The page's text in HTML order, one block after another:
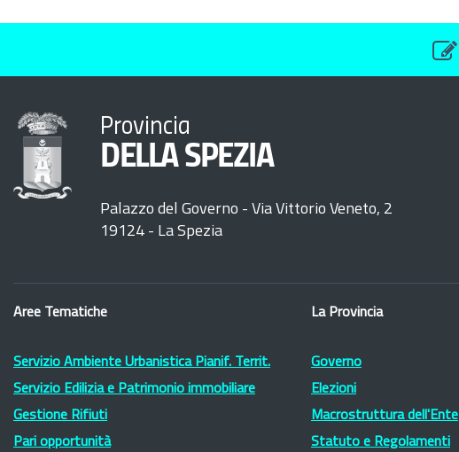
Provincia
DELLA SPEZIA
Palazzo del Governo - Via Vittorio Veneto, 2
19124 - La Spezia
Aree Tematiche
Servizio Ambiente Urbanistica Pianif. Territ.
Servizio Edilizia e Patrimonio immobiliare
Gestione Rifiuti
Pari opportunità
La Provincia
Governo
Elezioni
Macrostruttura dell'Ente
Statuto e Regolamenti